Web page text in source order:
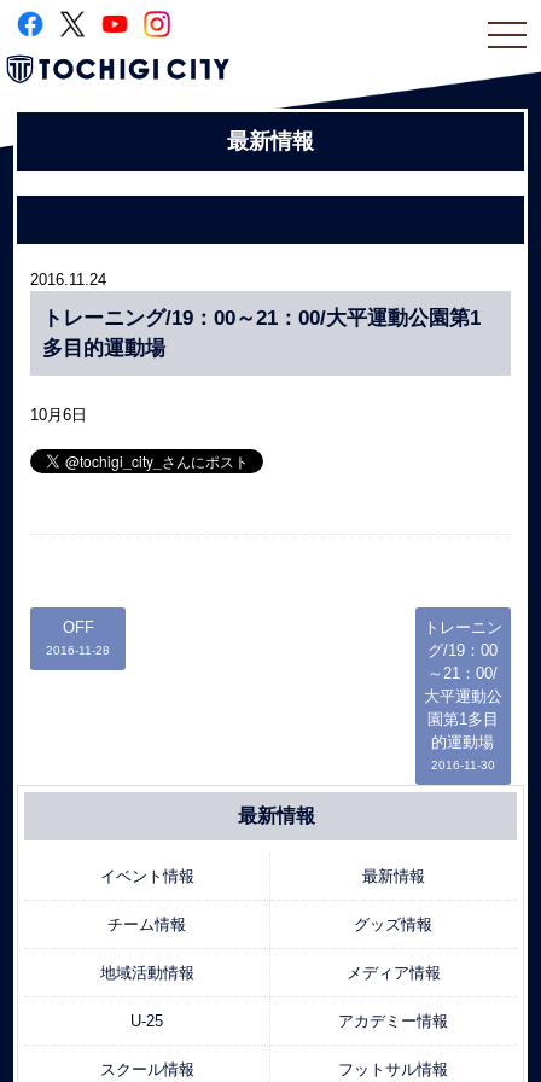
最新情報
2016.11.24
トレーニング/19：00～21：00/大平運動公園第1
多目的運動場
10月6日
OFF
2016-11-28
トレーニン
グ/19：00
～21：00/
大平運動公
園第1多目
的運動場
2016-11-30
最新情報
イベント情報 最新情報
チーム情報 グッズ情報
地域活動情報 メディア情報
U-25 アカデミー情報
スクール情報 フットサル情報